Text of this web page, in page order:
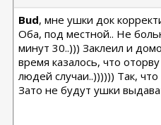
Bud, мне ушки док
Оба, под местной.. Не
минут 30..))) Заклеил и
время казалось, что
людей случаи..)))))) Так,
Зато не будут ушки